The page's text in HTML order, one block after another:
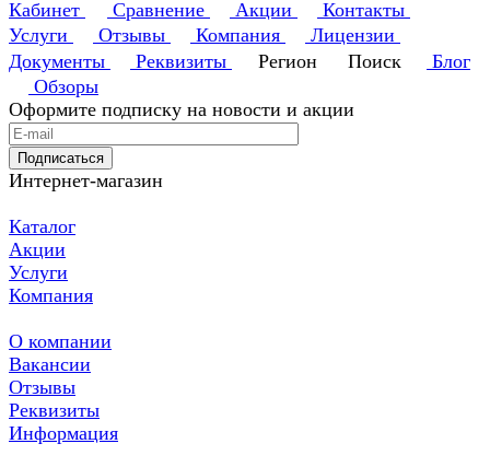
Кабинет
Сравнение Акции
Контакты
Услуги
Отзывы Компания
Лицензии
Документы
Реквизиты Регион Поиск
Блог
Обзоры
Оформите подписку на новости и акции
Подписаться
Интернет-магазин
Каталог
Акции
Услуги
Компания
О компании
Вакансии
Отзывы
Реквизиты
Информация